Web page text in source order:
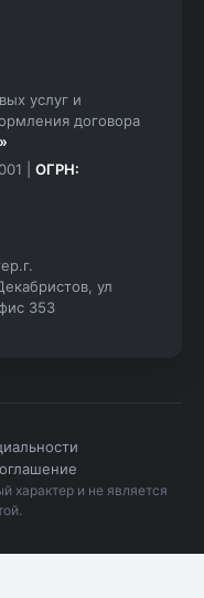
услуг и
договора
| ОГРН:
ул
353
характер и не является